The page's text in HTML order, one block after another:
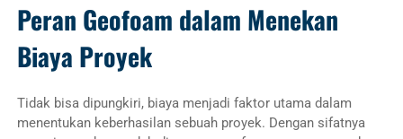
Peran Geofoam dalam Menekan
Biaya Proyek
Tidak bisa dipungkiri, biaya menjadi faktor utama dalam
menentukan keberhasilan sebuah proyek. Dengan sifatnya